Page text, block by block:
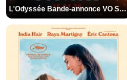
L'Odyssée Bande-annonce VO STFR